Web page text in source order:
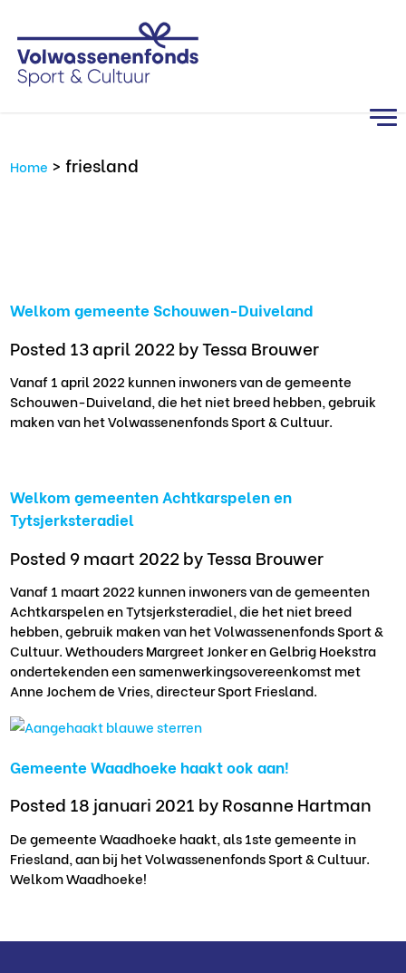
Home >friesland
Welkom gemeente Schouwen-Duiveland
Posted 13 april 2022 by Tessa Brouwer
Vanaf 1 april 2022 kunnen inwoners van de gemeente
Schouwen-Duiveland, die het niet breed hebben, gebruik
maken van het Volwassenenfonds Sport & Cultuur.
Welkom gemeenten Achtkarspelen en
Tytsjerksteradiel
Posted 9 maart 2022by Tessa Brouwer
Vanaf 1 maart 2022 kunnen inwoners van de gemeenten
Achtkarspelen en Tytsjerksteradiel, die het niet breed
hebben, gebruik maken van het Volwassenenfonds Sport &
Cultuur. Wethouders Margreet Jonker en Gelbrig Hoekstra
ondertekenden een samenwerkingsovereenkomst met
Anne Jochem de Vries, directeur Sport Friesland.
Gemeente Waadhoeke haakt ook aan!
Posted 18 januari 2021 by Rosanne Hartman
De gemeente Waadhoeke haakt, als 1ste gemeente in
Friesland, aan bij het Volwassenenfonds Sport & Cultuur.
Welkom Waadhoeke!